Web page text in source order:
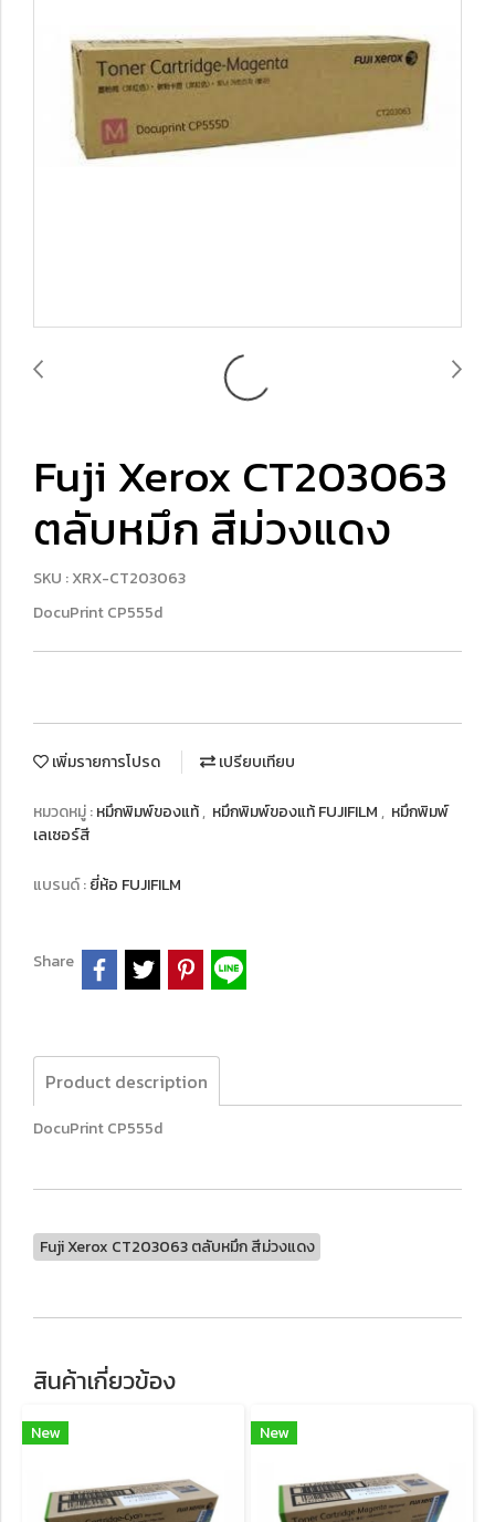
Fuji Xerox CT203063
ตลับหมึก สีม่วงแดง
SKU : XRX-CT203063
DocuPrint CP555d
เพิ่มรายการโปรด เปรียบเทียบ
หมวดหมู่ :หมึกพิมพ์ของแท้, หมึกพิมพ์ของแท้ FUJIFILM , หมึกพิมพ์
เลเซอร์สี
แบรนด์ :ยี่ห้อ FUJIFILM
Share
Product description
DocuPrint CP555d
Fuji Xerox CT203063 ตลับหมึก สีม่วงแดง
สินค้าเกี่ยวข้อง
New New